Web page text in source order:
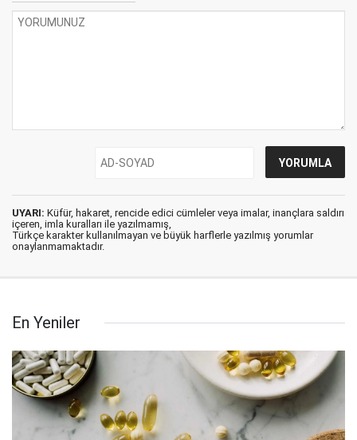
UYARI: Küfür, hakaret, rencide edici cümleler veya imalar, inançlara saldırı
içeren, imla kuralları ile yazılmamış,
Türkçe karakter kullanılmayan ve büyük harflerle yazılmış yorumlar
onaylanmamaktadır.
En Yeniler